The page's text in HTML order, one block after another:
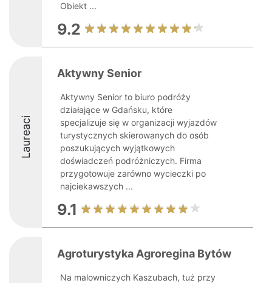
Obiekt ...
9.2
Laureaci
Aktywny Senior
Aktywny Senior to biuro podróży
działające w Gdańsku, które
specjalizuje się w organizacji wyjazdów
turystycznych skierowanych do osób
poszukujących wyjątkowych
doświadczeń podróżniczych. Firma
przygotowuje zarówno wycieczki po
najciekawszych ...
9.1
Agroturystyka Agroregina Bytów
Na malowniczych Kaszubach, tuż przy